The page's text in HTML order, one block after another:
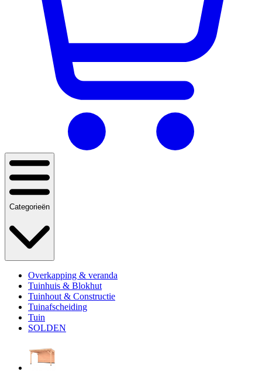
Categorieën
Overkapping & veranda
Tuinhuis & Blokhut
Tuinhout & Constructie
Tuinafscheiding
Tuin
SOLDEN